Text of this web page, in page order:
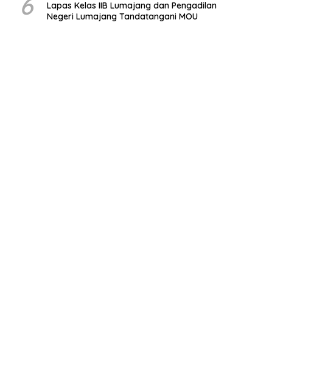
Lapas Kelas IIB Lumajang dan Pengadilan
Negeri Lumajang Tandatangani MOU